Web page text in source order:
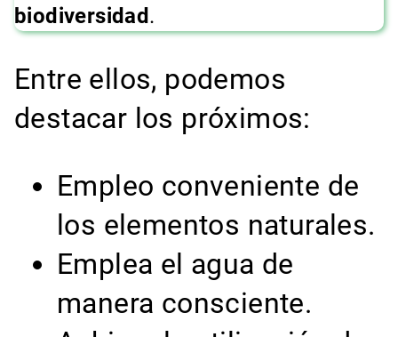
biodiversidad .
Entre ellos, podemos
destacar los próximos:
Empleo conveniente de
los elementos naturales.
Emplea el agua de
manera consciente.